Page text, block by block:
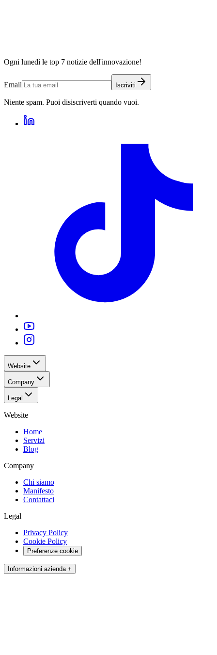
Ogni lunedì le top 7 notizie dell'innovazione!
Email Iscriviti
Niente spam. Puoi disiscriverti quando vuoi.
Website
Company
Legal
Website
Home
Servizi
Blog
Company
Chi siamo
Manifesto
Contattaci
Legal
Privacy Policy
Cookie Policy
Preferenze cookie
Informazioni azienda +